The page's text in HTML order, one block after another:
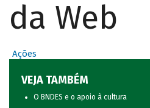
da Web
Ações
VEJA TAMBÉM
O BNDES e o apoio à cultura